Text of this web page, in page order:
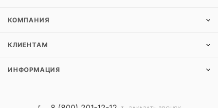
КОМПАНИЯ
КЛИЕНТАМ
ИНФОРМАЦИЯ